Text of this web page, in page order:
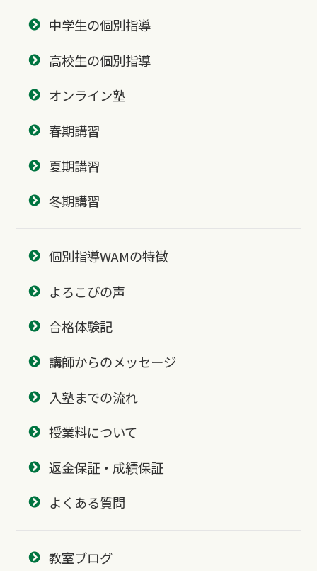
中学生の個別指導
高校生の個別指導
オンライン塾
春期講習
夏期講習
冬期講習
個別指導WAMの特徴
よろこびの声
合格体験記
講師からのメッセージ
入塾までの流れ
授業料について
返金保証・成績保証
よくある質問
教室ブログ